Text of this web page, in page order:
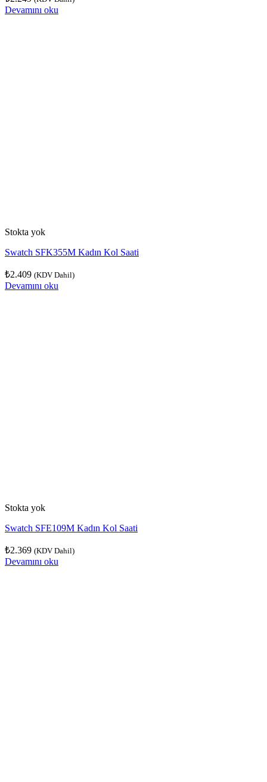
Devamını oku
Stokta yok
Swatch SFK355M Kadın Kol Saati
₺2.409 (KDV Dahil)
Devamını oku
Stokta yok
Swatch SFE109M Kadın Kol Saati
₺2.369 (KDV Dahil)
Devamını oku